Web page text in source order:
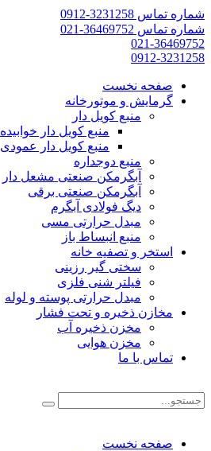
شماره تماس 3231258-0912
شماره تماس 36469752-021
021-36469752
0912-3231258
صفحه نخست
گرمایش و موتورخانه
منبع کویل دار
منبع کویل دار خوابیده
منبع کویل دار عمودی
منبع دوجداره
آبگرمکن صنعتی مشعل دار
آبگرمکن صنعتی برقی
دیگ فولادی آبگرم
مبدل حرارتی مسی
منبع انبساط باز
استخر و تصفیه خانه
سختی گیر رزینی
فیلتر شنی فلزی
مبدل حرارتی پوسته و لوله
مخازن ذخیره و تحت فشار
مخزن ذخیره آب
مخزن هوایی
تماس با ما
صفحه نخست